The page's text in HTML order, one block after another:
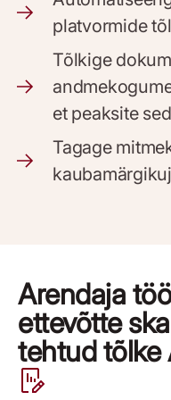
platvormide
Tõlkige
et peaksite
Tagage
Arendaja
ettevõtte
tehtud tõlke